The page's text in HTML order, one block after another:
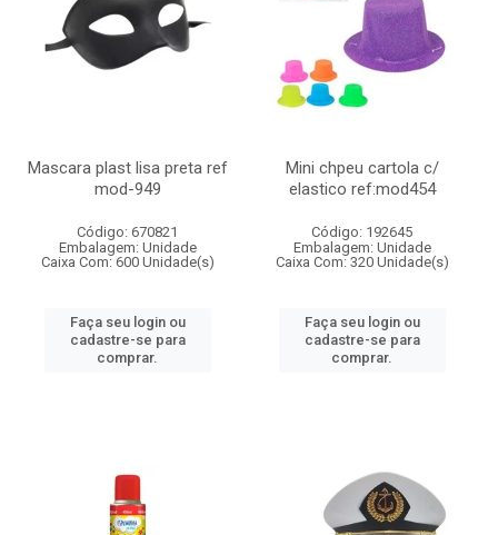
Mascara plast lisa preta ref
mod-949
Código: 670821
Embalagem: Unidade
Caixa Com: 600 Unidade(s)
Faça seu login ou
cadastre-se para
comprar.
Mini chpeu cartola c/
elastico ref:mod454
Código: 192645
Embalagem: Unidade
Caixa Com: 320 Unidade(s)
Faça seu login ou
cadastre-se para
comprar.